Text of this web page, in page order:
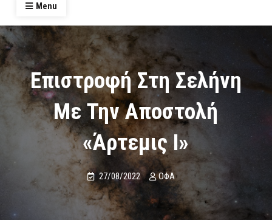
Menu
Επιστροφή Στη Σελήνη
Με Την Αποστολή
«Άρτεμις I»
27/08/2022 ΟΦΑ